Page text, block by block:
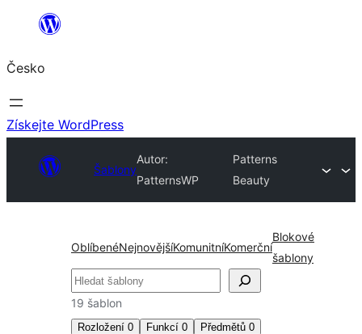
Přeskočit
obsah
Česko
Získejte WordPress
Šablony
Autor:
PatternsWP
Patterns
Beauty
OblíbenéNejnovějšíKomunitníKomerční
Blokové
šablony
Hledat
19 šablon
Rozložení 0 Funkcí 0 Předmětů 0